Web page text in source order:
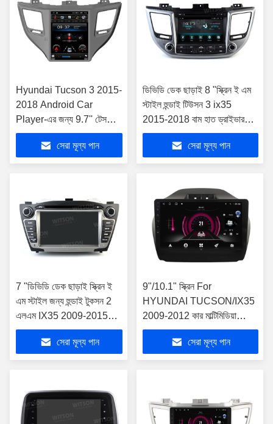
Hyundai Tucson 3 2015-
2018 Android Car
Player-এর জন্য 9.7'' টেসলা
ভার্টিক্যাল স্ক্রিন
সেরা মূল্য পান
ডিভিডি ডেক ছাড়াই 8 "স্ক্রিন ই এম
স্টাইল হুন্ডাই টিউসন 3 ix35
2015-2018 বাম হাত ড্রাইভার
গাড়ি স্টেরিওর জন্য
সেরা মূল্য পান
7 "ডিভিডি ডেক ছাড়াই স্ক্রিন ই
এম স্টাইল জন্য হুন্ডাই টুকসন 2
এলএম IX35 2009-2015
গাড়ি মাল্টিমিডিয়া স্টেরিও
সেরা মূল্য পান
9"/10.1" স্ক্রিন For
HYUNDAI TUCSON/IX35
2009-2012 কার মাল্টিমিডিয়া
স্টেরিও
সেরা মূল্য পান